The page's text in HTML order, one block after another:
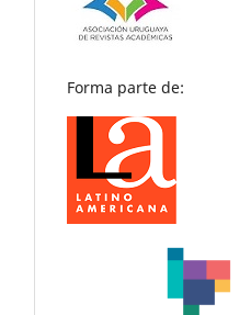
Forma parte de: